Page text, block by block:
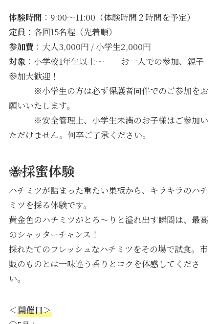
体験時間 ：9:00〜11:00（体験時間２時間を予定）
定員 ：各回15名程（先着順）
参加費 ：大人3,000円 / 小学生2,000円
対象：小学校1年生以上〜 お一人での参加、親子
参加大歓迎！
※小学生の方は必ず保護者同伴でのご参加をお
願いいたします。
※安全管理上、小学生未満のお子様はご参加い
ただけません。何卒ご了承ください。
🐝採蜜体験
ハチミツが詰まった重たい巣板から、キラキラのハチ
ミツを採る体験です。
黄金色のハチミツがとろ〜りと溢れ出す瞬間は、最高
のシャッターチャンス！
採れたてのフレッシュなハチミツをその場で試食。市
販のものとは一味違う香りとコクを体感してくださ
い。
＜開催日＞